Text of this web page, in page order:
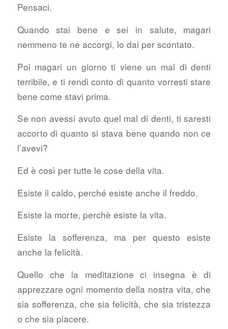
Pensaci.
Quando stai bene e sei in salute, magari
nemmeno te ne accorgi, lo dai per scontato.
Poi magari un giorno ti viene un mal di denti
terribile, e ti rendi conto di quanto vorresti stare
bene come stavi prima.
Se non avessi avuto quel mal di denti, ti saresti
accorto di quanto si stava bene quando non ce
l’avevi?
Ed è così per tutte le cose della vita.
Esiste il caldo, perché esiste anche il freddo.
Esiste la morte, perchè esiste la vita.
Esiste la sofferenza, ma per questo esiste
anche la felicità.
Quello che la meditazione ci insegna è di
apprezzare ogni momento della nostra vita, che
sia sofferenza, che sia felicità, che sia tristezza
o che sia piacere.